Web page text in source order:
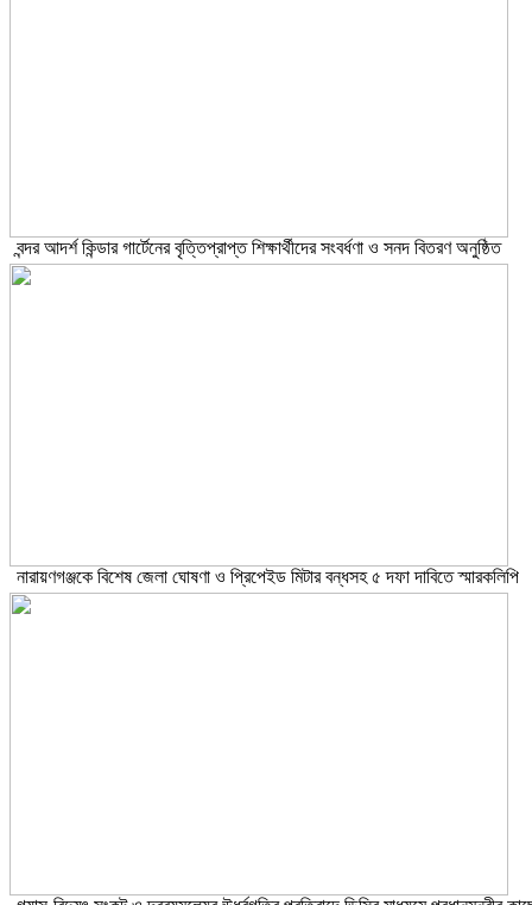
বন্দর আদর্শ কিন্ডার গার্টেনের বৃত্তিপ্রাপ্ত শিক্ষার্থীদের সংবর্ধণা ও সনদ বিতরণ অনুষ্ঠিত
নারায়ণগঞ্জকে বিশেষ জেলা ঘোষণা ও প্রিপেইড মিটার বন্ধসহ ৫ দফা দাবিতে স্মারকলিপি